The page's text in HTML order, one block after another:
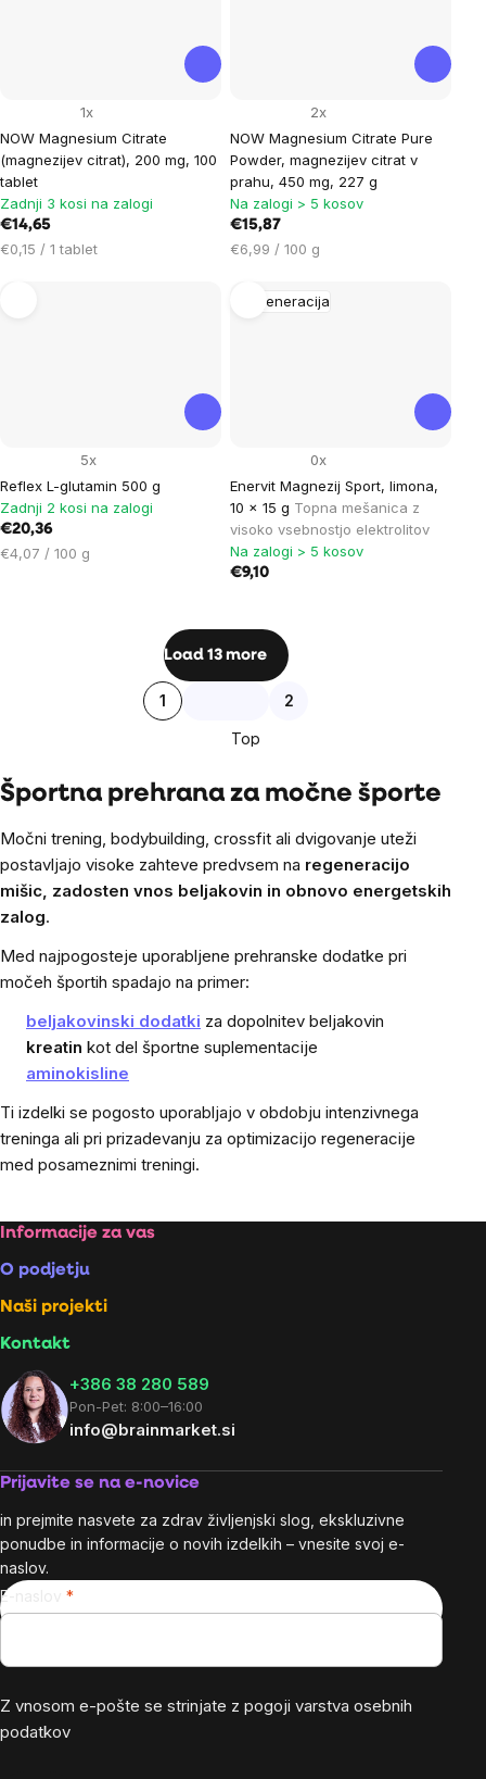
NOW Magnesium Citrate
(magnezijev citrat), 200 mg, 100
tablet
1x
Zadnji 3 kosi na zalogi
€14,65
Cena
€0,15 / 1 tablet
NOW Magnesium Citrate Pure
Powder, magnezijev citrat v
prahu, 450 mg, 227 g
2x
Na zalogi > 5 kosov
€15,87
Cena
enoto:
€6,99 / 100 g
Reflex L-glutamin 500 g
5x
Zadnji 2 kosi na zalogi
€20,36
Cena
€4,07 / 100 g
Regeneracija
Enervit Magnezij Sport, limona,
10 x 15 g Topna mešanica z
visoko vsebnostjo elektrolitov
0x
Na zalogi > 5 kosov
€9,10
Listing
controls
Load 13 more
Pagination
1 2
Top
Športna prehrana za močne športe
Močni trening, bodybuilding, crossfit ali dvigovanje uteži
postavljajo visoke zahteve predvsem na regeneracijo
mišic, zadosten vnos beljakovin in obnovo energetskih
zalog.
Med najpogosteje uporabljene prehranske dodatke pri
močeh športih spadajo na primer:
beljakovinski dodatki za dopolnitev beljakovin
kreatin kot del športne suplementacije
aminokisline
Ti izdelki se pogosto uporabljajo v obdobju intenzivnega
treninga ali pri prizadevanju za optimizacijo regeneracije
med posameznimi treningi.
Footer
Informacije za vas
O podjetju
Naši projekti
Kontakt
+386 38 280 589
Pon-Pet: 8:00–16:00
info@brainmarket.si
Prijavite se na e-novice
in prejmite nasvete za zdrav življenjski slog, ekskluzivne
ponudbe in informacije o novih izdelkih – vnesite svoj e-
naslov.
E-naslov
Z vnosom e-pošte se strinjate z pogoji varstva osebnih
podatkov